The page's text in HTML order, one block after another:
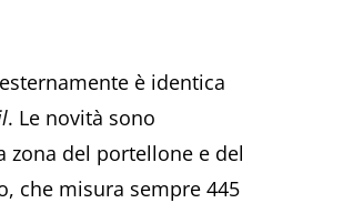
esternamente è identica
. Le novità sono
zona del portellone e del
che misura sempre 445